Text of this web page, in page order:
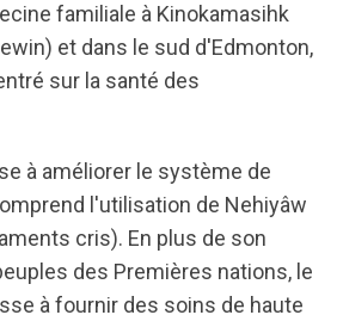
familiale à Kinokamasihk
et dans le sud d'Edmonton,
sur la santé des
à améliorer le système de
l'utilisation de Nehiyâw
cris). En plus de son
des Premières nations, le
à fournir des soins de haute